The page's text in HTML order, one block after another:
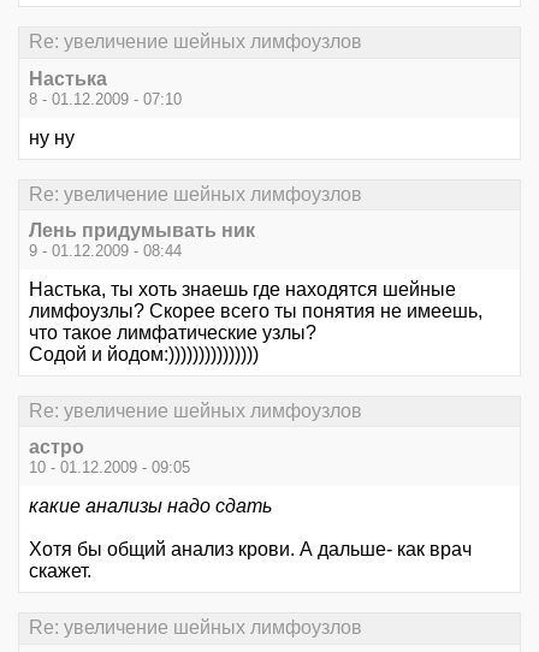
Re: увеличение шейных лимфоузлов
Настька
8 - 01.12.2009 - 07:10
ну ну
Re: увеличение шейных лимфоузлов
Лень придумывать ник
9 - 01.12.2009 - 08:44
Настька, ты хоть знаешь где находятся шейные
лимфоузлы? Скорее всего ты понятия не имеешь,
что такое лимфатические узлы?
Содой и йодом:)))))))))))))))
Re: увеличение шейных лимфоузлов
астро
10 - 01.12.2009 - 09:05
какие анализы надо сдать
Хотя бы общий анализ крови. А дальше- как врач
скажет.
Re: увеличение шейных лимфоузлов